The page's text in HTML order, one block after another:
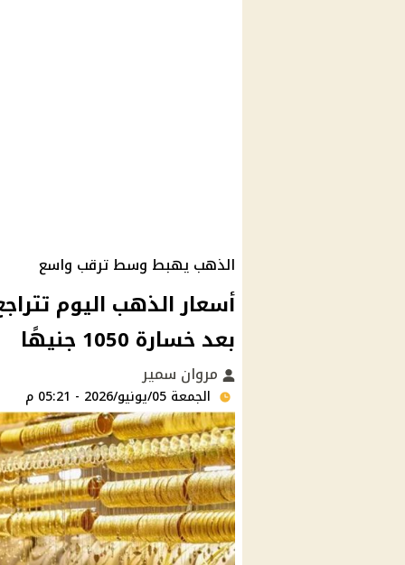
الذهب يهبط وسط ترقب واسع
بعد خسارة 1050 جنيهًا
مروان سمير
الجمعة 05/يونيو/2026 - 05:21 م